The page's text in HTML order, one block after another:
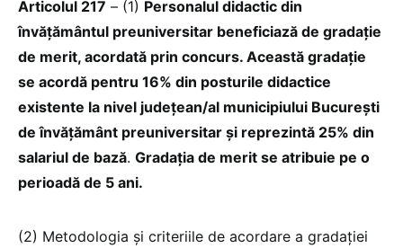
Articolul 217 – (1) Personalul didactic din
învățământul preuniversitar beneficiază de gradație
de merit, acordată prin concurs. Această gradație
se acordă pentru 16% din posturile didactice
existente la nivel județean/al municipiului București
de învățământ preuniversitar și reprezintă 25% din
salariul de bază. Gradația de merit se atribuie pe o
perioadă de 5 ani.
(2) Metodologia și criteriile de acordare a gradației